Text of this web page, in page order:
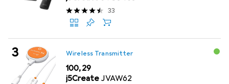
33
Wireless Transmitter
EUR
100,29
j5Create JVAW62